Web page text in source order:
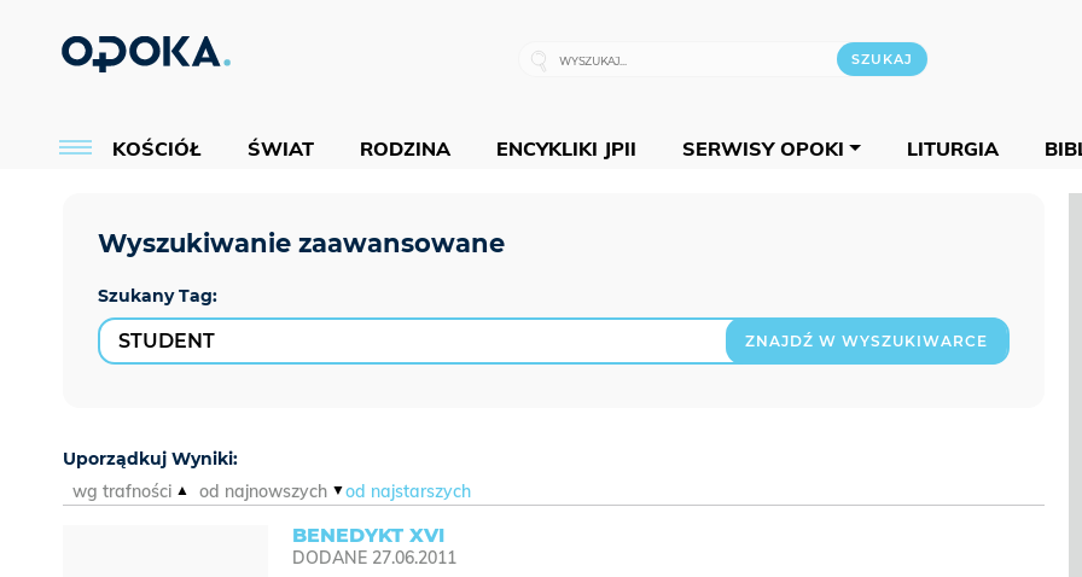
KOŚCIÓŁ ŚWIAT RODZINA ENCYKLIKI JPII SERWISY OPOKI LITURGIA
Szukany Tag:
ZNAJDŹ W WYSZUKIWARCE
Uporządkuj Wyniki:
wg trafności
od najnowszych od najstarszych
BENEDYKT XVI
DODANE 27.06.2011